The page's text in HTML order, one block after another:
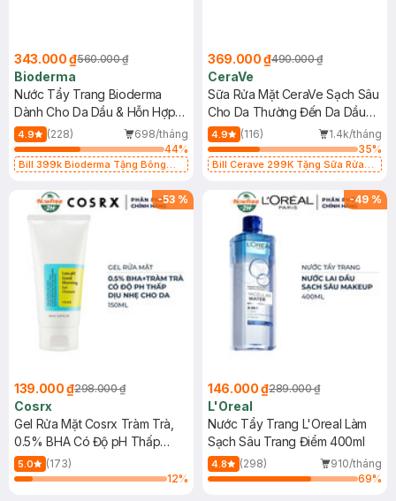
343.000 ₫560.000 ₫
Bioderma
Nước Tẩy Trang Bioderma
Dành Cho Da Dầu & Hỗn Hợp
500ml
4.9 (228)
698/tháng
44%
Bill 399k Bioderma Tặng Bông
369.000 ₫490.000 ₫
CeraVe
Sữa Rửa Mặt CeraVe Sạch Sâu
Cho Da Thường Đến Da Dầu
473ml
4.9 (116)
1.4k/tháng
35%
Bill Cerave 299K Tặng Sữa Rửa
-53 %
139.000 ₫298.000 ₫
Cosrx
Gel Rửa Mặt Cosrx Tràm Trà,
0.5% BHA Có Độ pH Thấp
150ml
5.0
(173)
12%
-49 %
146.000 ₫289.000 ₫
L'Oreal
Nước Tẩy Trang L'Oreal Làm
Sạch Sâu Trang Điểm 400ml
4.8 (298)
910/tháng
69%